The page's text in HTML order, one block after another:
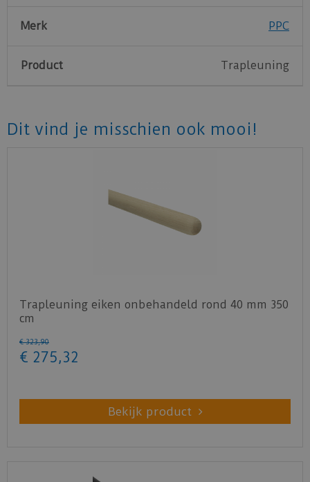
Merk PPC
Product Trapleuning
Dit vind je misschien ook mooi!
Trapleuning eiken onbehandeld rond 40 mm 350
cm
€ 323,90
€ 275,32
Bekijk product